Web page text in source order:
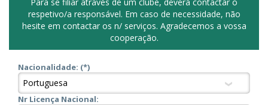
respetivo/a responsável. Em caso de necessidade, não
hesite em contactar os n/ serviços. Agradecemos a vossa
cooperação.
Nacionalidade: (*)
Nr Licença Nacional: